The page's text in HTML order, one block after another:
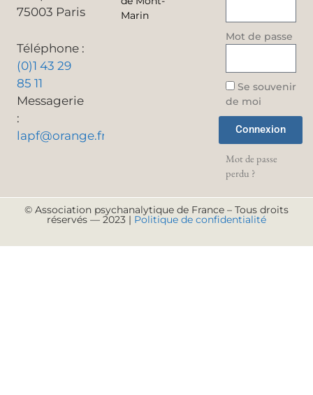
75003 Paris
Téléphone :
(0)1 43 29
85 11
Messagerie
:
lapf@orange.fr
Marin
Mot de passe
Se souvenir
de moi
Connexion
Mot de passe
perdu ?
© Association psychanalytique de France – Tous droits
réservés — 2023 | Politique de confidentialité